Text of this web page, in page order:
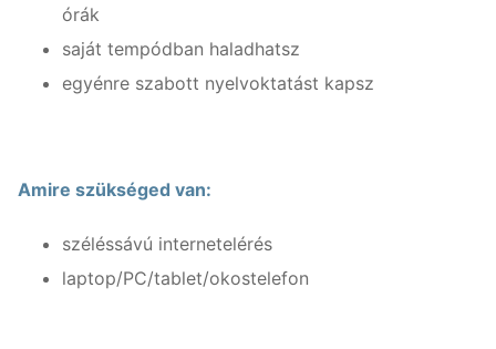
Szaknyelvi nyelvtanfolyamok
Vállalati nyelvtanfolyamok
Újlatin és orosz nyelv
Rólunk
Kapcsolat
Fordítás, tolmácsolás
Blog
Módszertani központ
órák
saját tempódban haladhatsz
egyénre szabott nyelvoktatást kapsz
Amire szükséged van:
széléssávú internetelérés
laptop/PC/tablet/okostelefon